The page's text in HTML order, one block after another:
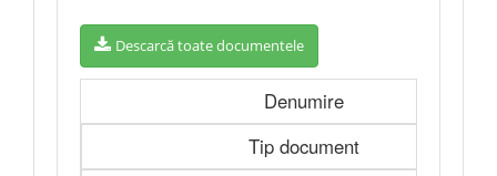
Descarcă toate documentele
Denumire
Tip document